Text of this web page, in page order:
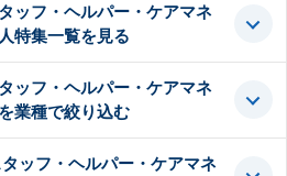
ッフ・ヘルパー・ケアマネ
特集一覧を見る
ッフ・ヘルパー・ケアマネ
業種で絞り込む
ッフ・ヘルパー・ケアマネ